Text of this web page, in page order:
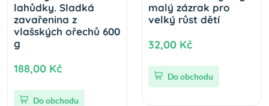
lahůdky. Sladká
zavařenina z
vlašských ořechů 600
g
188,00 Kč
Do obchodu
malý zázrak pro
velký růst dětí
32,00 Kč
Do obchodu